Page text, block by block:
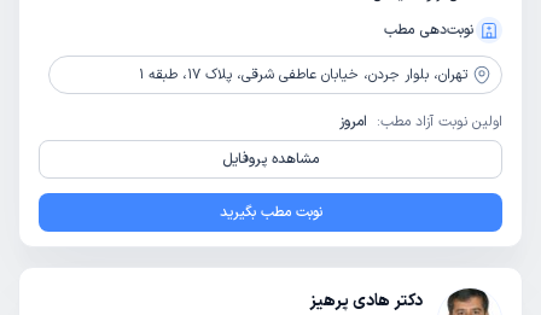
نوبت‌دهی مطب
تهران، بلوار جردن، خیابان عاطفی شرقی، پلاک 17، طبقه 1
اولین نوبت آزاد مطب: امروز
مشاهده پروفایل
نوبت مطب بگیرید
دکتر هادی پرهیز